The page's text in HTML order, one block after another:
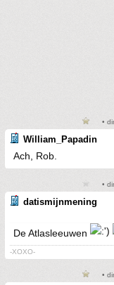
•
William_Papadin
Ach, Rob.
•
datismijnmening
De Atlasleeuwen
-XOXO-
•